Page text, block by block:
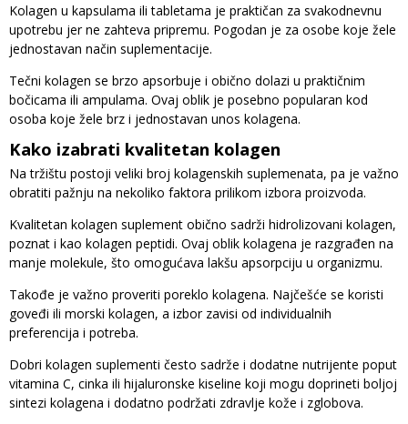
Kolagen u kapsulama ili tabletama je praktičan za svakodnevnu
upotrebu jer ne zahteva pripremu. Pogodan je za osobe koje žele
jednostavan način suplementacije.
Tečni kolagen se brzo apsorbuje i obično dolazi u praktičnim
bočicama ili ampulama. Ovaj oblik je posebno popularan kod
osoba koje žele brz i jednostavan unos kolagena.
Kako izabrati kvalitetan kolagen
Na tržištu postoji veliki broj kolagenskih suplemenata, pa je važno
obratiti pažnju na nekoliko faktora prilikom izbora proizvoda.
Kvalitetan kolagen suplement obično sadrži hidrolizovani kolagen,
poznat i kao kolagen peptidi. Ovaj oblik kolagena je razgrađen na
manje molekule, što omogućava lakšu apsorpciju u organizmu.
Takođe je važno proveriti poreklo kolagena. Najčešće se koristi
goveđi ili morski kolagen, a izbor zavisi od individualnih
preferencija i potreba.
Dobri kolagen suplementi često sadrže i dodatne nutrijente poput
vitamina C, cinka ili hijaluronske kiseline koji mogu doprineti boljoj
sintezi kolagena i dodatno podržati zdravlje kože i zglobova.